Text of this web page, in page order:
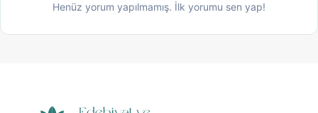
Henüz yorum yapılmamış. İlk yorumu sen yap!